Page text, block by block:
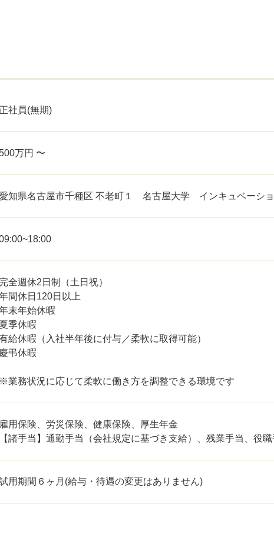
正社員(無期)
万円 〜
知県名古屋市千種区 不老町１ 名古屋大学 インキュベーシ
完全週休2日制（土日祝）
間休日120日以上
末年始休暇
夏季休暇
給休暇（入社半年後に付与／柔軟に取得可能）
慶弔休暇
※業務状況に応じて柔軟に働き方を調整できる環境です
雇用保険、労災保険、健康保険、厚生年金
【諸手当】通勤手当（会社規定に基づき支給）、残業手当、役
用期間６ヶ月(給与・待遇の変更はありません)